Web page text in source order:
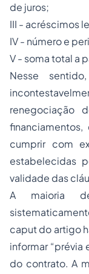
de juros;
III - acréscimos
IV - número e
V - soma total a
Nesse
renegociação
cumprir com
estabelecidas
validade das
A maioria
caput do artigo
informar “prévia
do contrato. A